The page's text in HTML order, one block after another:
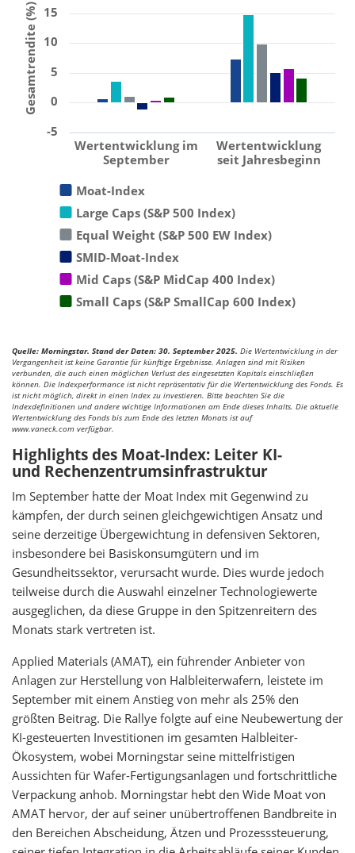
Gesamtrendite (%)
Moat-Index
Large Caps (S&P 500 Index)
Equal Weight (S&P 500 EW Index)
SMID-Moat-Index
Mid Caps (S&P MidCap 400 Index)
Small Caps (S&P SmallCap 600 Index)
Wertentwicklung im
September
Wertentwicklung
seit Jahresbeginn
-5
0
5
10
15
Quelle: Morningstar. Stand der Daten: 30. September 2025. Die Wertentwicklung in der
Vergangenheit ist keine Garantie für künftige Ergebnisse. Anlagen sind mit Risiken
verbunden, die auch einen möglichen Verlust des eingesetzten Kapitals einschließen
können. Die Indexperformance ist nicht repräsentativ für die Wertentwicklung des Fonds. Es
ist nicht möglich, direkt in einen Index zu investieren. Bitte beachten Sie die
Indexdefinitionen und andere wichtige Informationen am Ende dieses Inhalts. Die aktuelle
Wertentwicklung des Fonds bis zum Ende des letzten Monats ist auf
www.vaneck.com verfügbar.
Highlights des Moat-Index: Leiter KI-
und Rechenzentrumsinfrastruktur
Im September hatte der Moat Index mit Gegenwind zu
kämpfen, der durch seinen gleichgewichtigen Ansatz und
seine derzeitige Übergewichtung in defensiven Sektoren,
insbesondere bei Basiskonsumgütern und im
Gesundheitssektor, verursacht wurde. Dies wurde jedoch
teilweise durch die Auswahl einzelner Technologiewerte
ausgeglichen, da diese Gruppe in den Spitzenreitern des
Monats stark vertreten ist.
Applied Materials (AMAT), ein führender Anbieter von
Anlagen zur Herstellung von Halbleiterwafern, leistete im
September mit einem Anstieg von mehr als 25% den
größten Beitrag. Die Rallye folgte auf eine Neubewertung der
KI-gesteuerten Investitionen im gesamten Halbleiter-
Ökosystem, wobei Morningstar seine mittelfristigen
Aussichten für Wafer-Fertigungsanlagen und fortschrittliche
Verpackung anhob. Morningstar hebt den Wide Moat von
AMAT hervor, der auf seiner unübertroffenen Bandbreite in
den Bereichen Abscheidung, Ätzen und Prozesssteuerung,